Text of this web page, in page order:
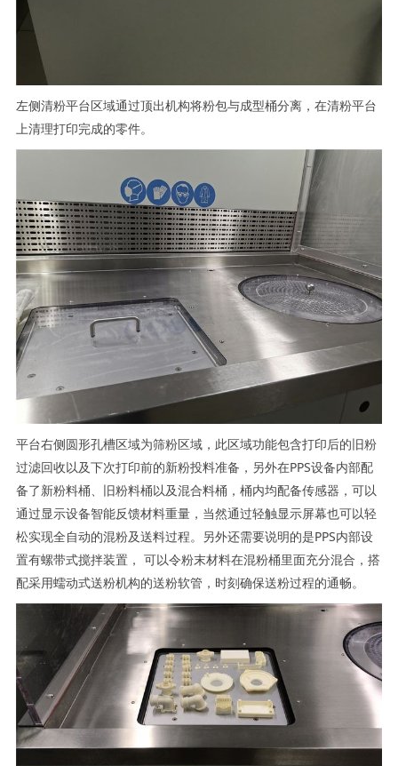
左侧清粉平台区域通过顶出机构将粉包与成型桶分离，在清粉平台
上清理打印完成的零件。
平台右侧圆形孔槽区域为筛粉区域，此区域功能包含打印后的旧粉
过滤回收以及下次打印前的新粉投料准备，另外在PPS设备内部配
备了新粉料桶、旧粉料桶以及混合料桶，桶内均配备传感器，可以
通过显示设备智能反馈材料重量，当然通过轻触显示屏幕也可以轻
松实现全自动的混粉及送料过程。另外还需要说明的是PPS内部设
置有螺带式搅拌装置， 可以令粉末材料在混粉桶里面充分混合，搭
配采用蠕动式送粉机构的送粉软管，时刻确保送粉过程的通畅。